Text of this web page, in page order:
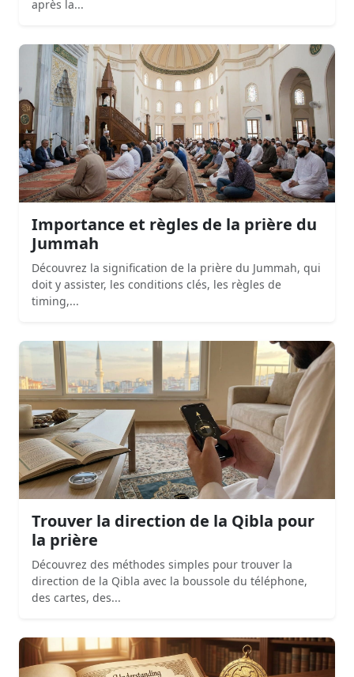
après la...
Importance et règles de la prière du
Jummah
Découvrez la signification de la prière du Jummah, qui
doit y assister, les conditions clés, les règles de
timing,...
Trouver la direction de la Qibla pour
la prière
Découvrez des méthodes simples pour trouver la
direction de la Qibla avec la boussole du téléphone,
des cartes, des...